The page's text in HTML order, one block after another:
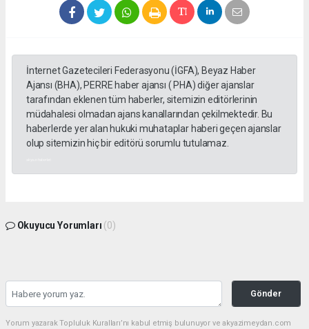
İnternet Gazetecileri Federasyonu (İGFA), Beyaz Haber
Ajansı (BHA), PERRE haber ajansı ( PHA) diğer ajanslar
tarafından eklenen tüm haberler, sitemizin editörlerinin
müdahalesi olmadan ajans kanallarından çekilmektedir. Bu
haberlerde yer alan hukuki muhataplar haberi geçen ajanslar
olup sitemizin hiç bir editörü sorumlu tutulamaz.
Okuyucu Yorumları (0)
Gönder
Yorum yazarak Topluluk Kuralları’nı kabul etmiş bulunuyor ve akyazimeydan.com